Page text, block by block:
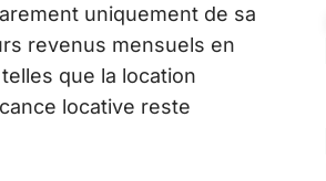
uniquement de sa
revenus mensuels en
que la location
locative reste